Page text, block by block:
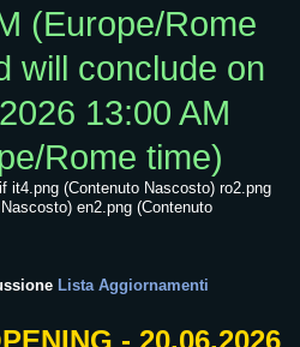
(Europe/Rome
will conclude on
13:00 AM
Rome time)
it4.png (Contenuto Nascosto) ro2.png
en2.png (Contenuto
Lista Aggiornamenti
- 20.06.2026